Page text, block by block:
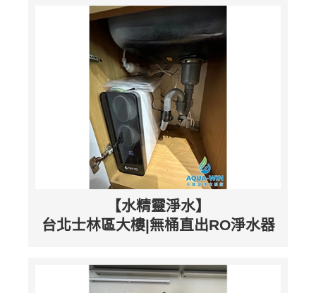
【水精靈淨水】
台北士林區大樓|無桶直出RO淨水器